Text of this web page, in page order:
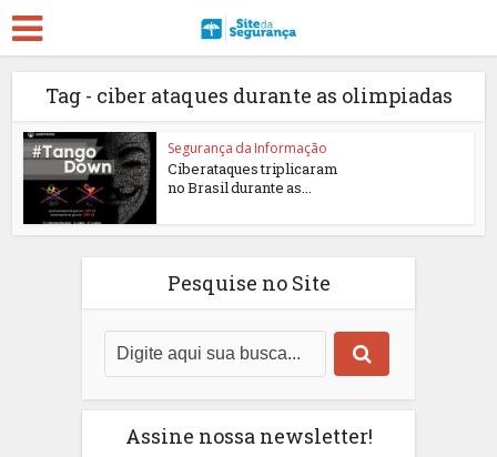
Tag - ciber ataques durante as olimpiadas
Segurança da Informação
Ciberataques triplicaram
no Brasil durante as...
Pesquise no Site
Assine nossa newsletter!